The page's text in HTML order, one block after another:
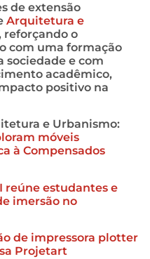
de extensão
Arquitetura e
reforçando o
com uma formação
sociedade e com
acadêmico,
positivo na
e Urbanismo:
móveis
à Compensados
reúne estudantes e
imersão no
de impressora plotter
Projetart